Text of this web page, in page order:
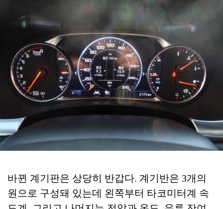
바뀐 계기판은 상당히 반갑다. 계기반은 3개의
원으로 구성돼 있는데 왼쪽부터 타코미터계 속